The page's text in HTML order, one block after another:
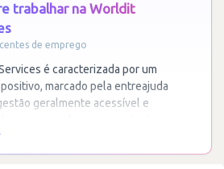
trabalhar na Worldit
de emprego
é caracterizada por um
marcado pela entreajuda
geralmente acessível e